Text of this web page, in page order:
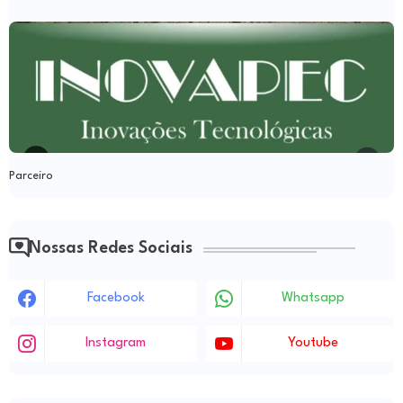
Parceiro
Nossas Redes Sociais
Facebook Whatsapp
Instagram Youtube